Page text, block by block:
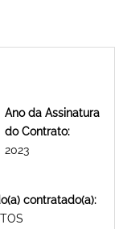
Ano da Assinatura
do Contrato:
2023
contratado(a):